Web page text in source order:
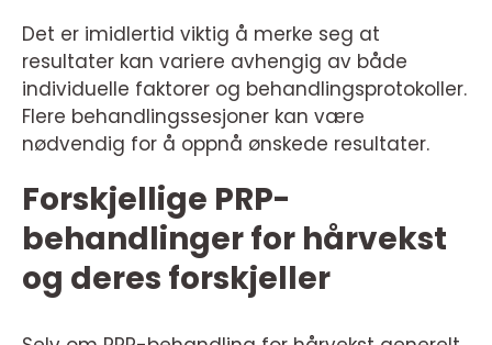
Det er imidlertid viktig å merke seg at
resultater kan variere avhengig av både
individuelle faktorer og behandlingsprotokoller.
Flere behandlingssesjoner kan være
nødvendig for å oppnå ønskede resultater.
Forskjellige PRP-
behandlinger for hårvekst
og deres forskjeller